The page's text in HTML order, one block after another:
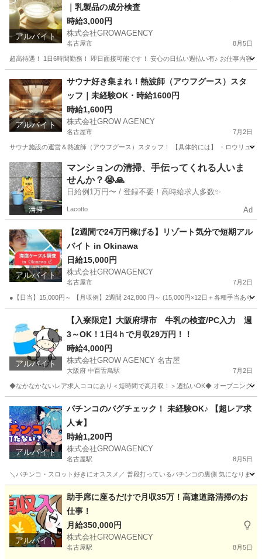
アルバイト
｜乳製品の成分検査
時給3,000円
株式会社GROWAGENCY
名古屋市 8月5日
超高待遇！ 1日6時間勤務！ 即日面接可能です！ 安心の日払い週払い有♪ お仕事内容
その他 時給
アルバイト
サウナ好き集まれ！熱波師（アウフグース）スタ
ッフ｜未経験OK・時給1600円
時給1,600円
株式会社GROW AGENCY
名古屋市 7月2日
サウナ施設の運営＆熱波師（アウフグース）スタッフ！ 【具体的には】 ・ロウリュ
愛知 名古屋市 その他 サウナ
マンションの清掃、手伝ってくれる人いま
せんか？😭🙏
日給例1万円〜 / 登録不要！高時給求人多数✨
Lacotto Ad
アルバイト
【2週間で24万円稼げる】リゾート気分で短期アル
バイト in Okinawa
日給15,000円
株式会社GROWAGENCY
名古屋市 7月2日
●【日当】15,000円～ 【月収例】2週間 242,800 円～ (15,000円×12日＋各種手当あり)
その他 自営業
アルバイト
【入寮限定】大阪府堺市 牛乳の検査/PC入力 週
3～OK！1日4ｈで月収29万円！！
時給4,000円
株式会社GROW AGENCY 名古屋
大阪府 中百舌鳥駅 7月2日
◆なかなかないレア求人ココにあり＜短時間で高月収！＞週払いOK◆ オープニングス
中百舌鳥駅 工場 時給
アルバイト
パチンコのバグチェック！ 未経験OK♪ 【超レア求
人★】
時給1,200円
株式会社GROWAGENCY
名古屋駅 8月5日
＼パチンコ・スロット好きにオススメ／ 普段打っているパチンコの裏側 気になりま
名古屋駅 その他 レア
アルバイト
助手席に座るだけで月収35万！高速道路清掃のお
仕事！
月給350,000円
株式会社GROWAGENCY
名古屋駅 8月5日